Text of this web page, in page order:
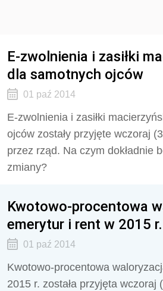
E-zwolnienia i zasiłki
dla samotnych ojców
01 paź 2014
E-zwolnienia i zasiłki
ojców zostały przyjęte wczoraj
przez rząd. Na czym dokładnie
zmiany?
Kwotowo-procentowa
emerytur i rent w 2015 r.
01 paź 2014
Kwotowo-procentowa
2015 r. została przyjęta wczoraj